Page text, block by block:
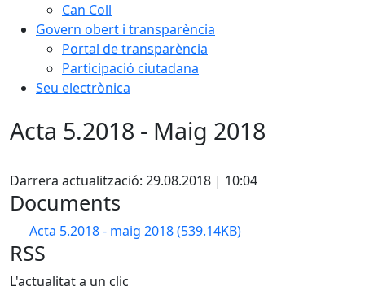
Can Coll
Govern obert i transparència
Portal de transparència
Participació ciutadana
Seu electrònica
Acta 5.2018 - Maig 2018
Darrera actualització: 29.08.2018 | 10:04
Documents
Acta 5.2018 - maig 2018(539.14KB)
RSS
L'actualitat a un clic